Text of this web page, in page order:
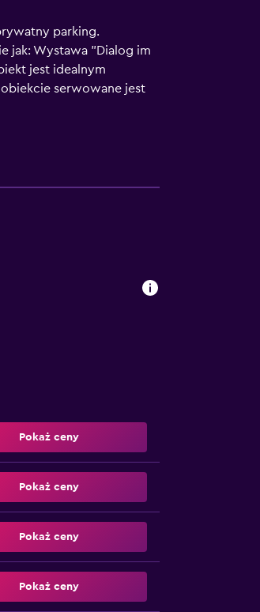
parking.
jak: Wystawa "Dialog im
jest idealnym
serwowane jest
– 20 km. Lotnisko
Pokaż ceny
Pokaż ceny
Pokaż ceny
Pokaż ceny